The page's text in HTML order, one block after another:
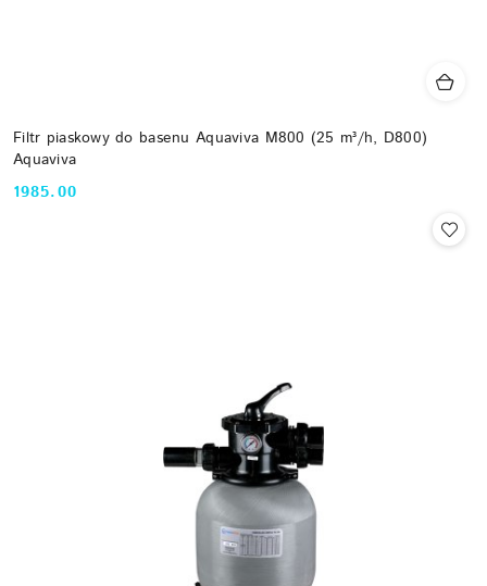
Filtr piaskowy do basenu Aquaviva M800 (25 m³/h, D800)
Aquaviva
Cena:
1985.00